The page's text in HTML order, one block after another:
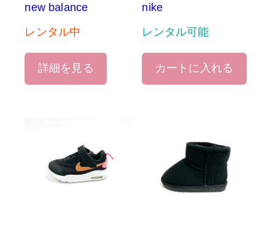
new balance
レンタル中
詳細を見る
nike
レンタル可能
カートに入れる